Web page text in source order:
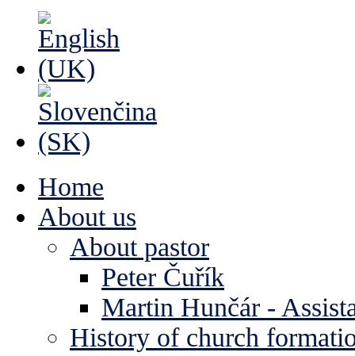
Home
About us
About pastor
Peter Čuřík
Martin Hunčár -
History of church